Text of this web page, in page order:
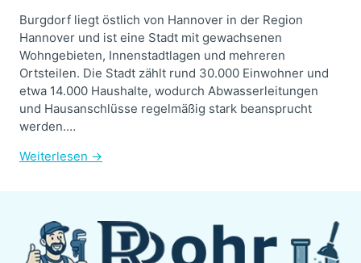
Burgdorf liegt östlich von Hannover in der Region
Hannover und ist eine Stadt mit gewachsenen
Wohngebieten, Innenstadtlagen und mehreren
Ortsteilen. Die Stadt zählt rund 30.000 Einwohner und
etwa 14.000 Haushalte, wodurch Abwasserleitungen
und Hausanschlüsse regelmäßig stark beansprucht
werden.…
Weiterlesen →